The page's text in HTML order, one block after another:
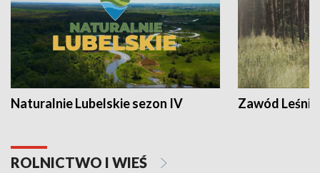
Naturalnie Lubelskie sezon IV Zawód Leśnik
ROLNICTWO I WIEŚ